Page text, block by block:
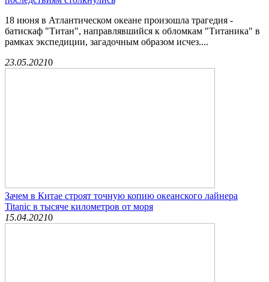
18 июня в Атлантическом океане произошла трагедия -
батискаф "Титан", направлявшийся к обломкам "Титаника" в
рамках экспедиции, загадочным образом исчез....
23.05.20210
Зачем в Китае строят точную копию океанского лайнера
Titanic в тысяче километров от моря
15.04.20210